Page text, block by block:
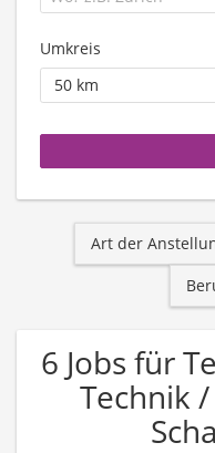
Umkreis
Art der
6 Jobs für
Technik